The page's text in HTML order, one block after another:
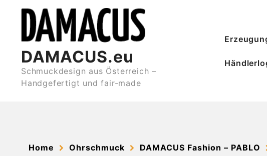
content
DAMACUS.eu
Schmuckdesign aus Österreich –
Handgefertigt und fair-made
Home Ohrschmuck DAMACUS Fashion – PABLO